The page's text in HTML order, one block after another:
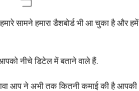
सामने हमारा डैशबोर्ड भी आ चुका है और हमें
नीचे डिटेल में बताने वाले हैं.
आप ने अभी तक कितनी कमाई की है आपकी